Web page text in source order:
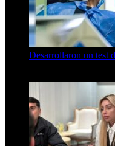
Desarrollaron un test